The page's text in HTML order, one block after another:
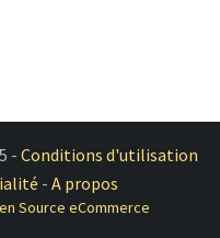
-Conditions d'utilisation
- A propos
Source eCommerce